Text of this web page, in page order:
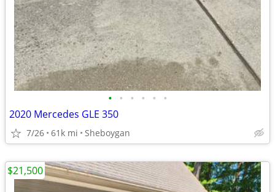
• • • • • •
2020 Mercedes GLE 350
7/26 61k mi Sheboygan
$21,500